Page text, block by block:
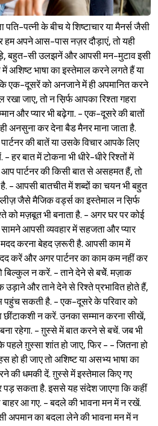
Sign in
पत्नी के बीच ये शिष्टाचार या मैनर्स जैसी
हम अपने आस-पास नज़र दौड़ाएं, तो यही
बहुत-सी उलझनें और आपसी मन-मुटाव इसी
अशिष्ट भाषा का इस्तेमाल करने लगते हैं या
एक-दूसरें को अनजाने में ही अपमानित करने
जाए, तो न स़िर्फ आपका रिश्ता गहरा
और प्यार भी बढ़ेगा. - एक-दूसरे की बातों
अनसुना कर देना बैड मैनर माना जाता है.
की बातें या उसके विचार आपके लिए
हर बात में टोकना भी धीरे-धीरे रिश्तों में
पार्टनर की किसी बात से असहमत हैं, तो
है. - आपसी बातचीत में शब्दों का चयन भी बहुत
जैसे मैजिक वर्ड्स का इस्तेमाल न स़िर्फ
को मज़बूत भी बनाता है. - अगर घर पर कोई
सामने आपसी व्यवहार में सहजता और प्यार
करना बेहद ज़रूरी है. आपसी काम में
करें और अगर पार्टनर का काम कम नहीं कर
बिल्कुल न करें. - ताने देने से बचेें. मज़ाक
और ताने देने से रिश्ते प्रभावित होते हैं,
पहुंच सकती है. - एक-दूसरे के परिवार को
न करें. उनका सम्मान करना सीखें,
रहेगा. - ग़ुस्से में बात करने से बचें. जब भी
ग़ुस्सा शांत हो जाए, फिर - - जितना हो
ही जाए तो अशिष्ट या असभ्य भाषा का
की धमकी दें. ग़ुस्से में इस्तेमाल किए गए
पड़ सकता है. इससे यह संदेश जाएगा कि कहीं
बाहर आ गए. - बदले की भावना मन में न रखें.
अपमान का बदला लेने की भावना मन में न